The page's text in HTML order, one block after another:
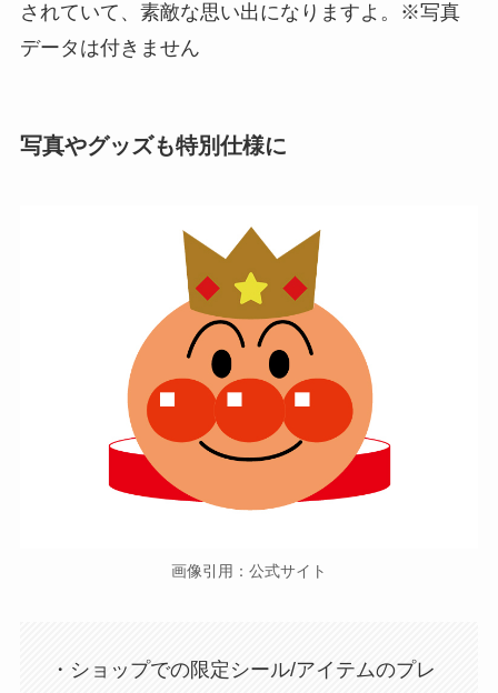
されていて、素敵な思い出になりますよ。※写真
データは付きません
写真やグッズも特別仕様に
画像引用：公式サイト
・ショップでの限定シール/アイテムのプレ